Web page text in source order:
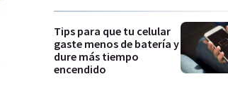
Tips para que tu celular
gaste menos de batería y
dure más tiempo
encendido